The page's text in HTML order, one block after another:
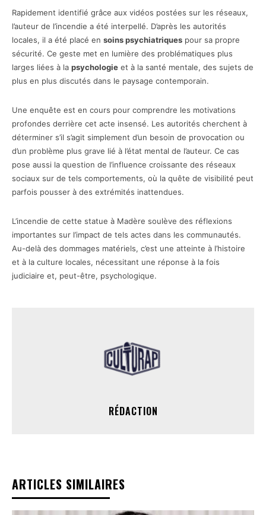
Rapidement identifié grâce aux vidéos postées sur les réseaux,
l’auteur de l’incendie a été interpellé. D’après les autorités
locales, il a été placé en soins psychiatriques pour sa propre
sécurité. Ce geste met en lumière des problématiques plus
larges liées à la psychologie et à la santé mentale, des sujets de
plus en plus discutés dans le paysage contemporain.
Une enquête est en cours pour comprendre les motivations
profondes derrière cet acte insensé. Les autorités cherchent à
déterminer s’il s’agit simplement d’un besoin de provocation ou
d’un problème plus grave lié à l’état mental de l’auteur. Ce cas
pose aussi la question de l’influence croissante des réseaux
sociaux sur de tels comportements, où la quête de visibilité peut
parfois pousser à des extrémités inattendues.
L’incendie de cette statue à Madère soulève des réflexions
importantes sur l’impact de tels actes dans les communautés.
Au-delà des dommages matériels, c’est une atteinte à l’histoire
et à la culture locales, nécessitant une réponse à la fois
judiciaire et, peut-être, psychologique.
RÉDACTION
ARTICLES SIMILAIRES